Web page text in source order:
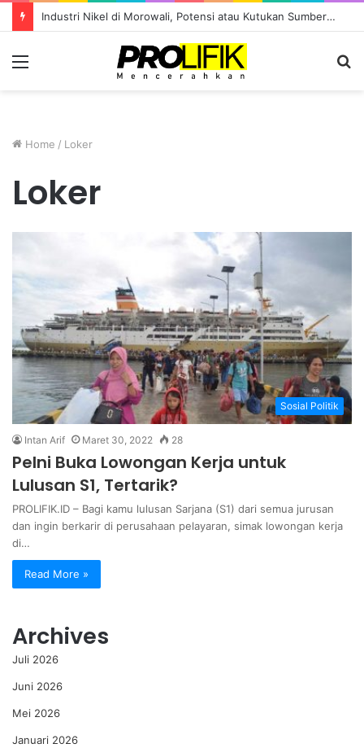
Industri Nikel di Morowali, Potensi atau Kutukan Sumber Daya?
Home / Loker
Loker
Sosial Politik
Intan Arif Maret 30, 2022 28
Pelni Buka Lowongan Kerja untuk
Lulusan S1, Tertarik?
PROLIFIK.ID – Bagi kamu lulusan Sarjana (S1) dari semua jurusan
dan ingin berkarir di perusahaan pelayaran, simak lowongan kerja
di…
Read More »
Archives
Juli 2026
Juni 2026
Mei 2026
Januari 2026